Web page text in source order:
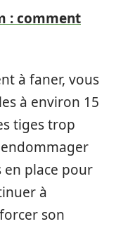
: comment
à faner, vous
à environ 15
tiges trop
en place pour
à
son